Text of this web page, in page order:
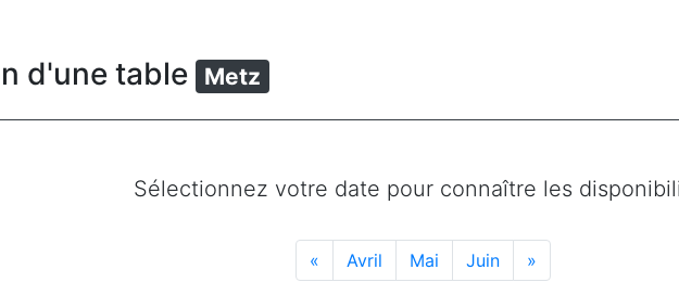
d'une table Metz
Sélectionnez votre date pour connaître les
« Avril Mai Juin »